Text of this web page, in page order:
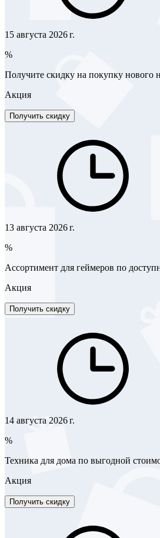
15 августа 2026 г.
%
Получите скидку на покупку нового
Акция
Получить скидку
13 августа 2026 г.
%
Ассортимент для геймеров по
Акция
Получить скидку
14 августа 2026 г.
%
Техника для дома по выгодной
Акция
Получить скидку